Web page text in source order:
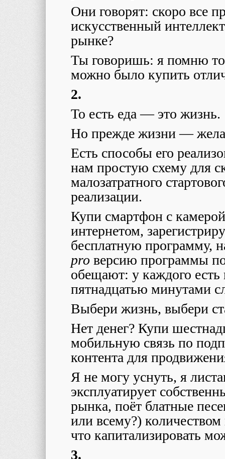
Они говорят: скоро все
искусственный
рынке?
Ты говоришь: я помню
можно было купить
2.
То есть еда — это жизнь.
Но прежде жизни —
Есть способы его
нам простую схему для
малозатратного
реализации.
Купи смартфон с
интернетом,
бесплатную программу,
pro версию программы
обещают: у каждого есть
пятнадцатью минутами
Выбери жизнь, выбери
Нет денег? Купи
мобильную связь по
контента для
Я не могу уснуть, я
эксплуатирует
рынка, поёт блатные
или всему?)
что капитализировать
3.